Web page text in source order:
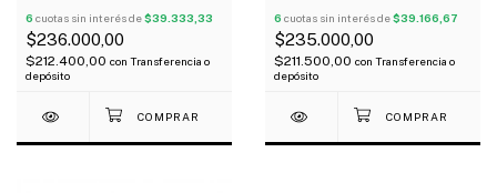
Resina
6 cuotas sin interés de$39.333,33
$236.000,00
$212.400,00 con Transferencia o
depósito
6 cuotas sin interés de$39.166,67
$235.000,00
$211.500,00 con Transferencia o
depósito